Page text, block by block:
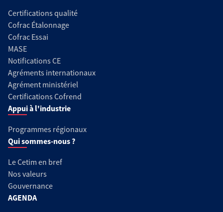
Certifications qualité
Cofrac Étalonnage
Cofrac Essai
MASE
Notifications CE
Agréments internationaux
Agrément ministériel
Certifications Cofrend
Appui à l'industrie
Programmes régionaux
Qui sommes-nous ?
Le Cetim en bref
Nos valeurs
Gouvernance
AGENDA